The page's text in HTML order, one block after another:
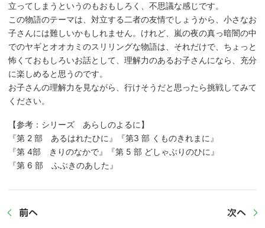
立ってしまうというのもおもしろく、不思議な感じです。
この物語のテーマは、対立する二者の友情でしょうから、小さなお
子さんには難しいかもしれません。けれど、嵐の夜の真っ暗闇の中
でのヤギとオオカミのスリリングな物語は、それだけで、ちょっと
怖くておもしろいお話として、理解力のあるお子さんになら、充分
に楽しめると思うのです。
お子さんの理解力を見ながら、行けそうだと思ったら挑戦してみて
ください。
【参考：シリーズ あらしのよるに】
『第 2 部 あるはれたひに』『第3 部 くものきれまに』
『第 4部 きりのなかで』『第 5 部 どしゃぶりのひに』
『第 6 部 ふぶきのあした』
前へ 次へ